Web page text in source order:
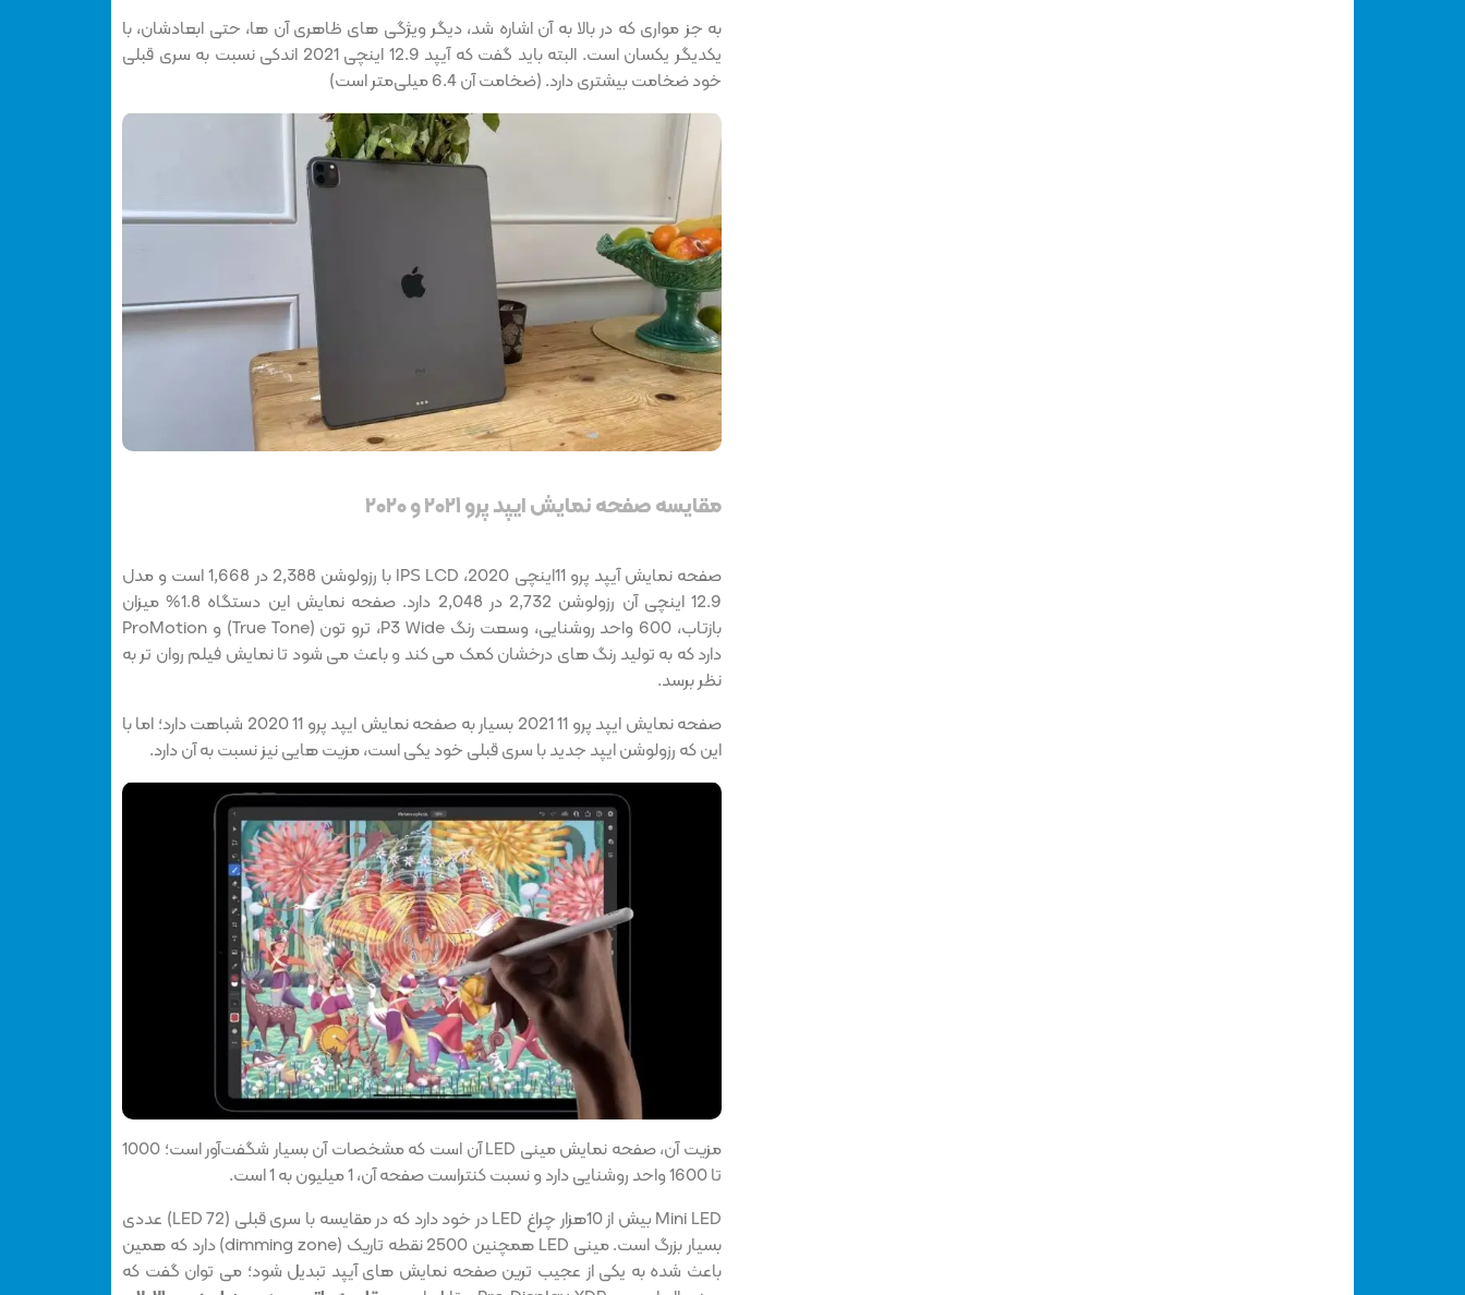
به جز مواری که در بالا به آن اشاره شد، دیگر ویژگی های ظاهری آن ها، حتی ابعادشان، با
یکدیگر یکسان است. البته باید گفت که آیپد 12.9 اینچی 2021 اندکی نسبت به سری قبلی
خود ضخامت بیشتری دارد. (ضخامت آن 6.4 میلی‌متر است)
مقایسه صفحه نمایش ایپد پرو ۲۰۲۱ و ۲۰۲۰
صفحه نمایش آیپد پرو 11اینچی 2020، IPS LCD با رزولوشن 2,388 در 1,668 است و مدل
12.9 اینچی آن رزولوشن 2,732 در 2,048 دارد. صفحه نمایش این دستگاه 1.8% میزان
بازتاب، 600 واحد روشنایی، وسعت رنگ P3 Wide، ترو تون (True Tone) و ProMotion
دارد که به تولید رنگ های درخشان کمک می کند و باعث می شود تا نمایش فیلم روان تر به
نظر برسد.
صفحه نمایش ایپد پرو 11 2021 بسیار به صفحه نمایش ایپد پرو 11 2020 شباهت دارد؛ اما با
این که رزولوشن ایپد جدید با سری قبلی خود یکی است، مزیت هایی نیز نسبت به آن دارد.
مزیت آن، صفحه نمایش مینی LED آن است که مشخصات آن بسیار شگفت‌آور است؛ 1000
تا 1600 واحد روشنایی دارد و نسبت کنتراست صفحه آن، 1 میلیون به 1 است.
Mini LED بیش از 10هزار چراغ LED در خود دارد که در مقایسه با سری قبلی (72 LED) عددی
بسیار بزرگ است. مینی LED همچنین 2500 نقطه تاریک (dimming zone) دارد که همین
باعث شده به یکی از عجیب ترین صفحه نمایش های آیپد تبدیل شود؛ می توان گفت که